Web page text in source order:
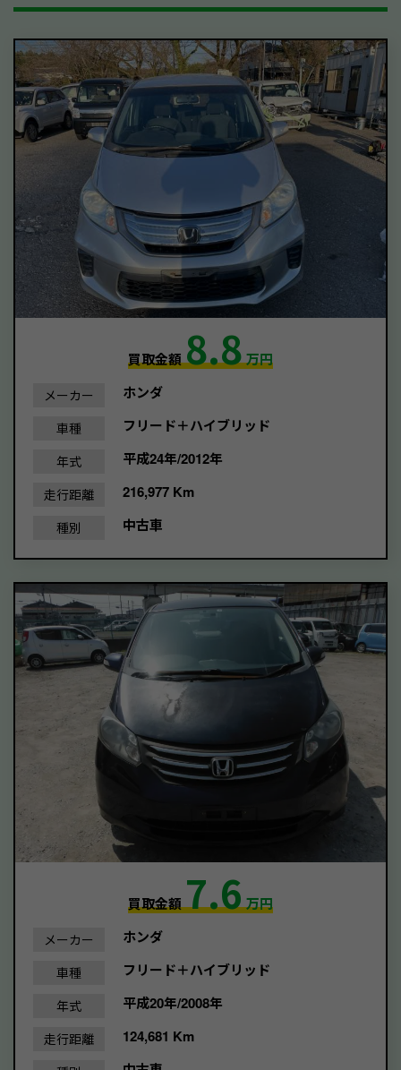
買取金額8.8万円
メーカー ホンダ
車種 フリード＋ハイブリッド
年式 平成24年/2012年
走行距離 216,977 Km
種別 中古車
買取金額7.6万円
メーカー ホンダ
車種 フリード＋ハイブリッド
年式 平成20年/2008年
走行距離 124,681 Km